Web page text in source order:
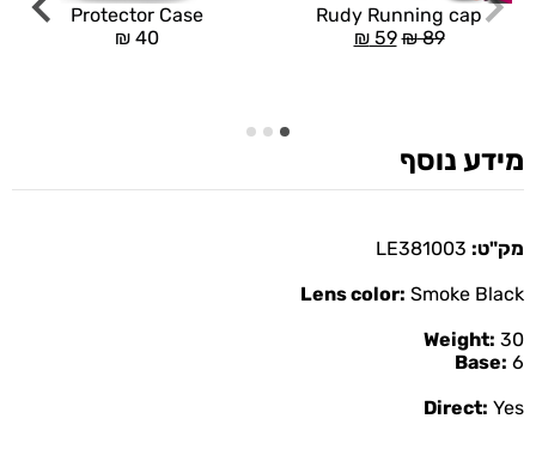
Rudy Running cap
₪89
₪59
Protector Case
₪ 40
מידע נוסף
מק"ט:
Lens color: Smoke Black
Weight: 30
Base: 6
Direct: Yes